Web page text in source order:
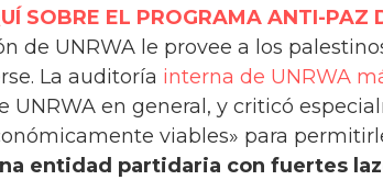
SOBRE EL PROGRAMA ANTI-PAZ
de UNRWA le provee a los
La auditoría interna de UNRWA
UNRWA en general, y criticó
viables» para
entidad partidaria con fuertes